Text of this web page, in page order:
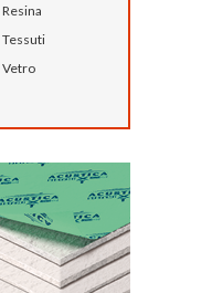
Resina
Tessuti
Vetro